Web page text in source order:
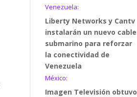
Venezuela:
Liberty Networks y Cantv
instalarán un nuevo cable
submarino para reforzar
la conectividad de
Venezuela
México:
Imagen Televisión obtuvo